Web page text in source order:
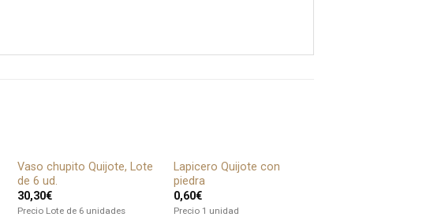
Añadir
deseos
Vaso chupito Quijote, Lote
de 6 ud.
30,30€
Precio Lote de 6 unidades
Añadir
Lapicero Quijote con
piedra
0,60€
Precio 1 unidad